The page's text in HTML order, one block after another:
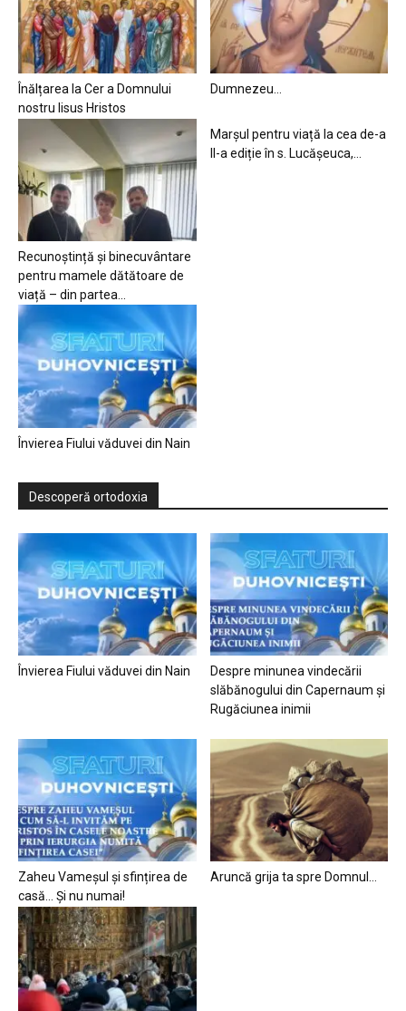
Înălțarea la Cer a Domnului
nostru Iisus Hristos
Dumnezeu…
Recunoștință și binecuvântare
pentru mamele dătătoare de
viață – din partea...
Marșul pentru viață la cea de-a
II-a ediție în s. Lucășeuca,...
Învierea Fiului văduvei din Nain
Descoperă ortodoxia
Învierea Fiului văduvei din Nain
Despre minunea vindecării
slăbănogului din Capernaum și
Rugăciunea inimii
Zaheu Vameșul și sfințirea de
casă… Și nu numai!
Aruncă grija ta spre Domnul…